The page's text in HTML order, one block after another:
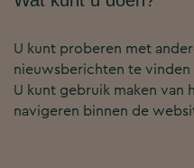
U kunt proberen met
nieuwsberichten te vinden
U kunt gebruik maken
navigeren binnen de